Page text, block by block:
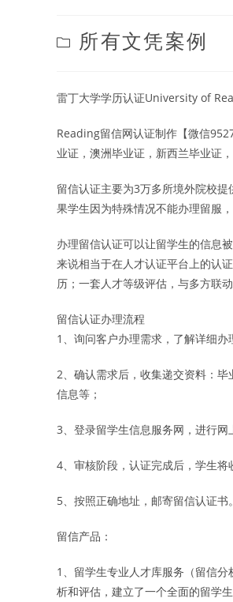
Post
category:
所有文凭案例
雷丁大学学历认证University of
Reading留信网认证制作【微信
业证，澳洲毕业证，新西兰毕业证
留信认证主要为3万多所境外院校
果学生因为特殊情况不能办理留服
办理留信认证可以让留学生的信息
来说相当于在人才认证平台上的认
历；一套人才等级评估，与多方联
留信认证办理流程
1、询问客户办理需求，了解详细
2、确认需求后，收集递交资料：
信息等；
3、登录留学生信息服务网，进行
4、审核阶段，认证完成后，学生将
5、按照正确地址，邮寄留信认证书。
留信产品：
1、留学生专业人才库服务（留信
析和评估，建立了一个全面的留学